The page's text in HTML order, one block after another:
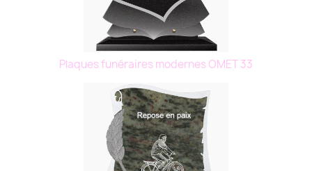
Plaques funéraires modernes OMET 33